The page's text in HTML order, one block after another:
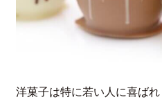
洋菓子は特に若い人に喜ば